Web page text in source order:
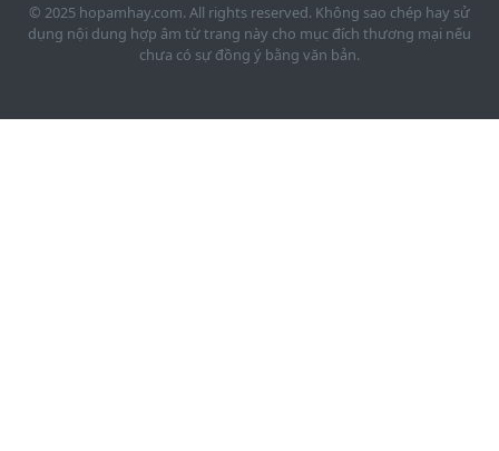
© 2025 hopamhay.com. All rights reserved. Không sao chép hay sử
dụng nội dung hợp âm từ trang này cho mục đích thương mại nếu
chưa có sự đồng ý bằng văn bản.